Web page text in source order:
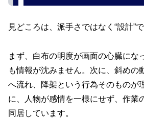
見どころは、派手さではなく“設計”で
まず、白布の明度が画面の心臓にな
も情報が沈みません。次に、斜めの
へ流れ、降架という行為そのものが
に、人物が感情を一様にせず、作業
同居しています。